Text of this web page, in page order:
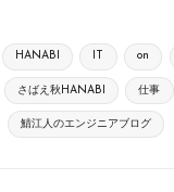
HANABI IT on
さばえ秋HANABI 仕事
鯖江人のエンジニアブログ